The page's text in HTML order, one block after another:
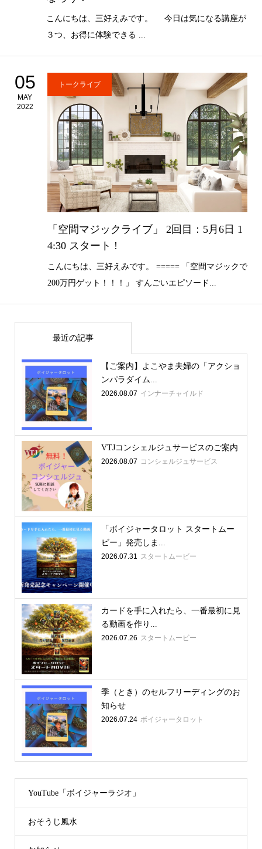
こんにちは、三好えみです。 今日は気になる講座が
３つ、お得に体験できる ...
05
MAY
2022
トークライブ
「空間マジックライブ」 2回目：5月6日 1
4:30 スタート !
こんにちは、三好えみです。 ===== 「空間マジックで
200万円ゲット！！！」 すんごいエピソード...
最近の記事
【ご案内】よこやま夫婦の「アクショ
ンパラダイム...
2026.08.07 インナーチャイルド
VTJコンシェルジュサービスのご案内
2026.08.07 コンシェルジュサービス
「ボイジャータロット スタートムー
ビー」発売しま...
2026.07.31 スタートムービー
カードを手に入れたら、一番最初に見
る動画を作り...
2026.07.26 スタートムービー
季（とき）のセルフリーディングのお
知らせ
2026.07.24 ボイジャータロット
YouTube「ボイジャーラジオ」
おそうじ風水